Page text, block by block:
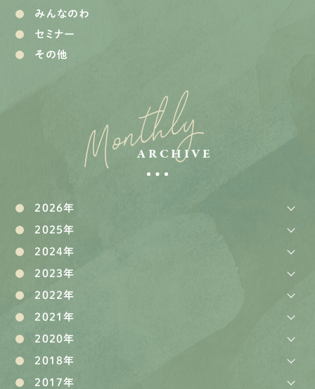
みんなのわ
セミナー
その他
Monthly
ARCHIVE
2026年
2025年
2024年
2023年
2022年
2021年
2020年
2018年
2017年